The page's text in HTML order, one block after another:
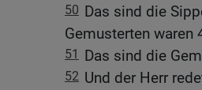
50 Das sind die
Gemusterten waren
51 Das sind die
52 Und der Herr